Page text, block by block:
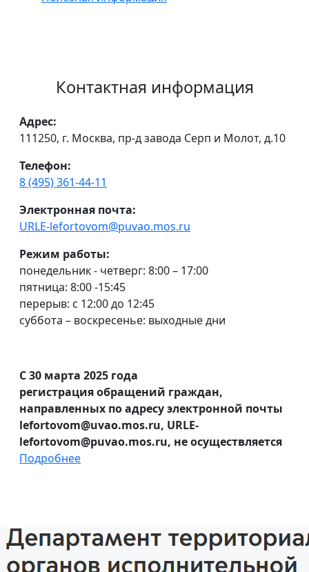
Контактная информация
Адрес:
111250, г. Москва, пр-д завода Серп и Молот, д.10
Телефон:
8 (495) 361-44-11
Электронная почта:
URLE-lefortovom@puvao.mos.ru
Режим работы:
понедельник - четверг: 8:00 – 17:00
пятница: 8:00 -15:45
перерыв: с 12:00 до 12:45
суббота – воскресенье: выходные дни
С 30 марта 2025 года
регистрация обращений граждан,
направленных по адресу электронной почты
lefortovom@uvao.mos.ru, URLE-
lefortovom@puvao.mos.ru, не осуществляется
Подробнее